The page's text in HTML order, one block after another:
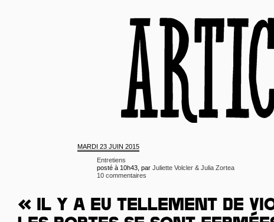
MARDI 23 JUIN 2015
Entretiens
posté à 10h43, par Juliette Volcler & Julia Zortea
10 commentaires
« IL Y A EU TELLEMENT DE